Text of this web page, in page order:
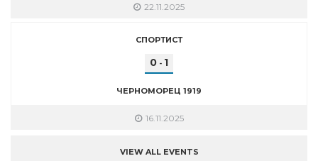
22.11.2025
СПОРТИСТ
0 - 1
ЧЕРНОМОРЕЦ 1919
16.11.2025
VIEW ALL EVENTS